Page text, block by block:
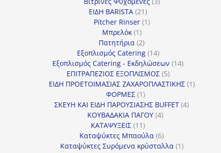
ΕΙΔΗ BARISTA 2121
προϊόντα
Pitcher Rinser 11
Μπρελόκ 11
προϊόν
Πατητήρια 22
προϊόντα
Εξοπλισμός Catering 1414
προϊόντα
Εξοπλισμός Catering - Εκδηλώσεων 1414
ΕΠΙΤΡΑΠΕΖΙΟΣ ΕΞΟΠΛΙΣΜΟΣ 55
προϊόντα
ΕΙΔΗ ΠΡΟΕΤΟΙΜΑΣΙΑΣ ΖΑΧΑΡΟΠΛΑΣΤΙΚΗΣ 11
ΦΟΡΜΕΣ 11
προϊόν
ΣΚΕΥΗ ΚΑΙ ΕΙΔΗ ΠΑΡΟΥΣΙΑΣΗΣ BUFFET 44
ΚΟΥΒΑΔΑΚΙΑ ΠΑΓΟΥ 44
ΚΑΤΑΨΥΞΕΙΣ 1111
προϊόντα
Καταψύκτες Μπαούλα 66
προϊόντα
Καταψύκτες Συρόμενα κρύσταλλα 11